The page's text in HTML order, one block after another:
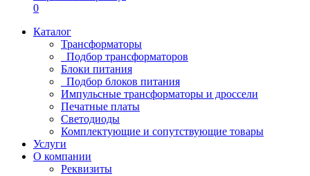
0
Каталог
Трансформаторы
Подбор трансформаторов
Блоки питания
Подбор блоков питания
Импульсные трансформаторы и дроссели
Печатные платы
Светодиоды
Комплектующие и сопутствующие товары
Услуги
О компании
Реквизиты